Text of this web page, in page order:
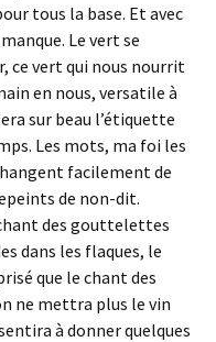
tous la base. Et avec
Le vert se
ce vert qui nous nourrit
en nous, versatile à
sur beau l’étiquette
Les mots, ma foi les
facilement de
de non-dit.
des gouttelettes
dans les flaques, le
que le chant des
ne mettra plus le vin
à donner quelques